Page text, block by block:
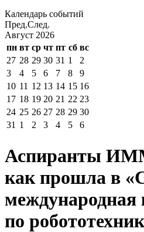
Календарь событий
Пред.След.
Август 2026
пн вт ср чт пт сб вс
27 28 29 30 31 1
2
3
4 5 6 7 8
9
10 11 12 13 14 15 16
17 18 19 20 21 22 23
24 25 26 27 28 29 30
31 1 2 3 4 5 6
Аспиранты
как прошла в
международная
по